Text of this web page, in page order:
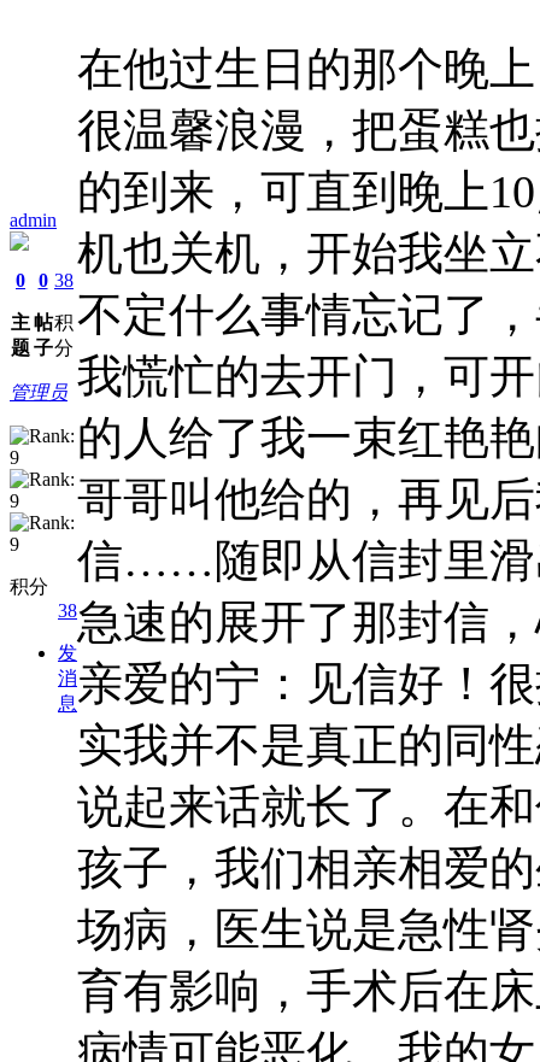
admin
0
主
题
0
帖
子
38
积
分
管理员
积分
38
发
消
息
在他过生日的那个晚
很温馨浪漫，把蛋糕
的到来，可直到晚上
机也关机，开始我坐
不定什么事情忘记了
我慌忙的去开门，可
的人给了我一束红艳
哥哥叫他给的，再见
信……随即从信封里滑
急速的展开了那封信
亲爱的宁：见信好！
实我并不是真正的同
说起来话就长了。在
孩子，我们相亲相爱
场病，医生说是急性
育有影响，手术后在